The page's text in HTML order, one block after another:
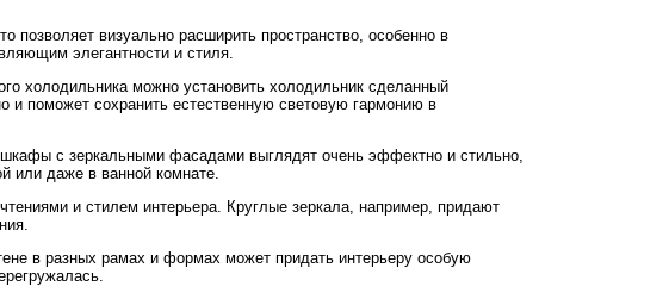
позволяет визуально расширить пространство, особенно в
элегантности и стиля.
холодильника можно установить холодильник сделанный
и поможет сохранить естественную световую гармонию в
с зеркальными фасадами выглядят очень эффектно и стильно,
или даже в ванной комнате.
и стилем интерьера. Круглые зеркала, например, придают
в разных рамах и формах может придать интерьеру особую